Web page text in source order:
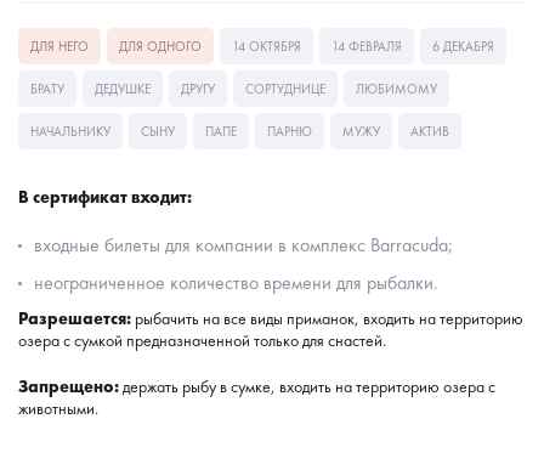
ДЛЯ НЕГО ДЛЯ ОДНОГО 14 ОКТЯБРЯ 14 ФЕВРАЛЯ 6 ДЕКАБРЯ
БРАТУ ДЕДУШКЕ ДРУГУ СОРТУДНИЦЕ ЛЮБИМОМУ
НАЧАЛЬНИКУ СЫНУ ПАПЕ ПАРНЮ МУЖУ АКТИВ
В сертификат входит:
входные билеты для компании в комплекс Barracuda;
неограниченное количество времени для рыбалки.
Разрешается: рыбачить на все виды приманок, входить на территорию
озера с сумкой предназначенной только для снастей.
Запрещено:держать рыбу в сумке, входить на территорию озера с
животными.